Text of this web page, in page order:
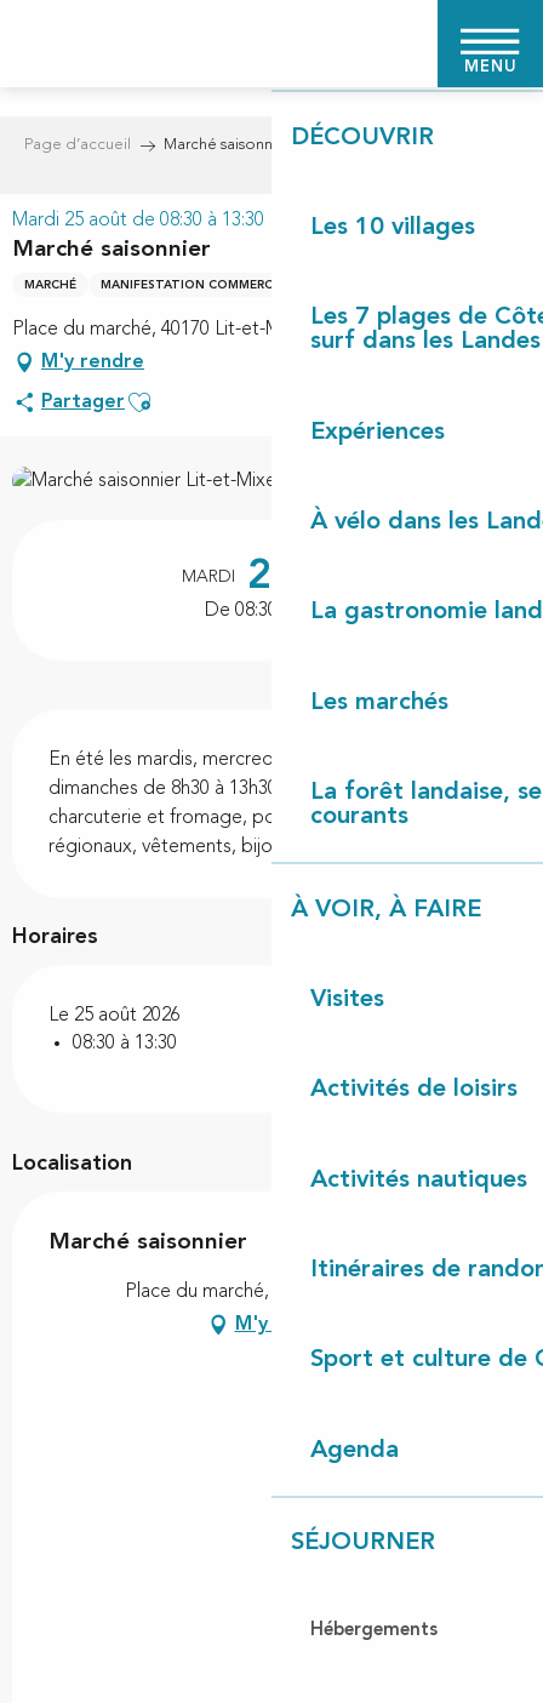
MENU
PAGE D'ACCUEIL
DÉCOUVRIR
Les 10 villages
Les 7 plages de
surf dans les Landes
Expériences
À vélo dans les
La gastronomie
Les marchés
La forêt landaise,
courants
À VOIR, À FAIRE
Visites
Activités de loisirs
Activités nautiques
Itinéraires de
Sport et culture de
Agenda
SÉJOURNER
Hébergements
Page d’accueil Marché saisonnier
Mardi 25 août de 08:30 à 13:30
Marché saisonnier
MARCHÉ MANIFESTATION COMMERCIALE
Place du marché, 40170 Lit-et-Mixe
M'y rendre
Partager Ajouter aux favoris
MARDI 25
De 08:30 à 13:30
En été les mardis, mercredis, jeudis, samedis, et
dimanches de 8h30 à 13h30 : Fruits et légumes,
charcuterie et fromage, poissonnier, produits
régionaux, vêtements, bijoux et décoration.
Horaires
Le 25 août 2026
08:30 à 13:30
Localisation
Marché saisonnier
Place du marché, 40170 Lit-et-Mixe
M'y rendre